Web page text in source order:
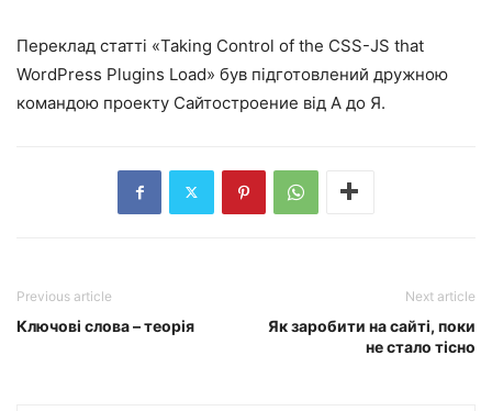
Переклад статті «Taking Control of the CSS-JS that
WordPress Plugins Load» був підготовлений дружною
командою проекту Сайтостроение від А до Я.
Previous article
Ключові слова – теорія
Next article
Як заробити на сайті, поки
не стало тісно